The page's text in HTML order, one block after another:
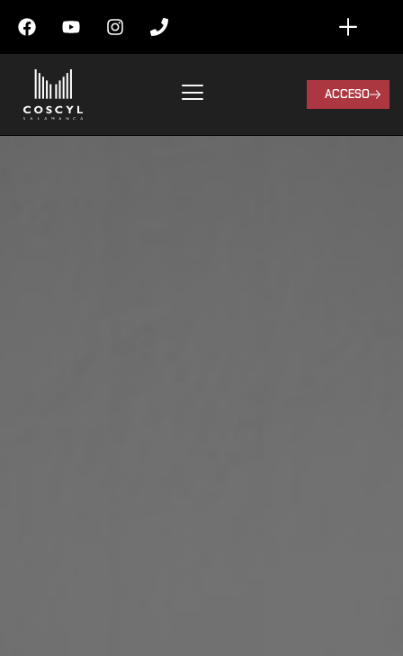
ACCESO